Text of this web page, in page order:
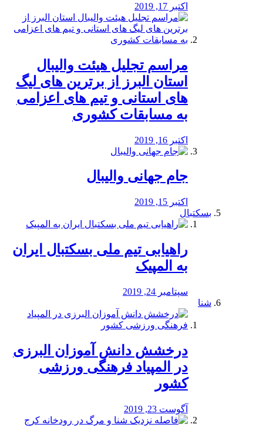
اکتبر 17, 2019
مراسم تجلیل هیئت والیبال
استان البرز از برترین های لیگ
های استانی و تیم های اعزامی
به مسابقات کشوری
اکتبر 16, 2019
جام جهانی والیبال
اکتبر 15, 2019
بسکتبال
راهیابی تیم ملی بسکتبال ایران
به المپیک
سپتامبر 24, 2019
شنا
درخشش دانش آموزان البرزی
در المپیاد فرهنگی ورزشی
کشور
آگوست 23, 2019